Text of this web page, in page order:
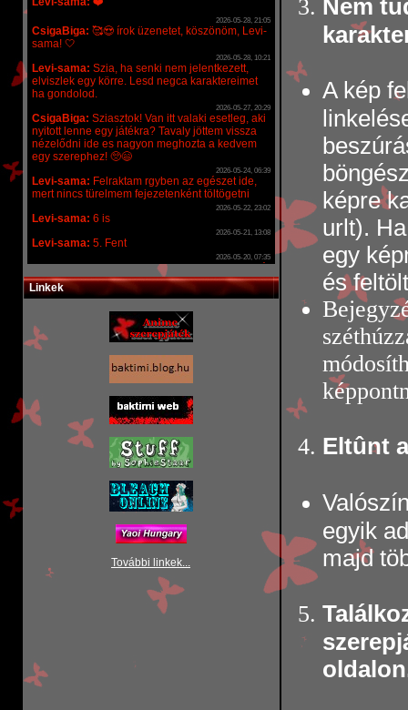
Linkek
További linkek...
Nem
A kép
képre
urlt).
egy
és
Eltûnt
egyik
majd